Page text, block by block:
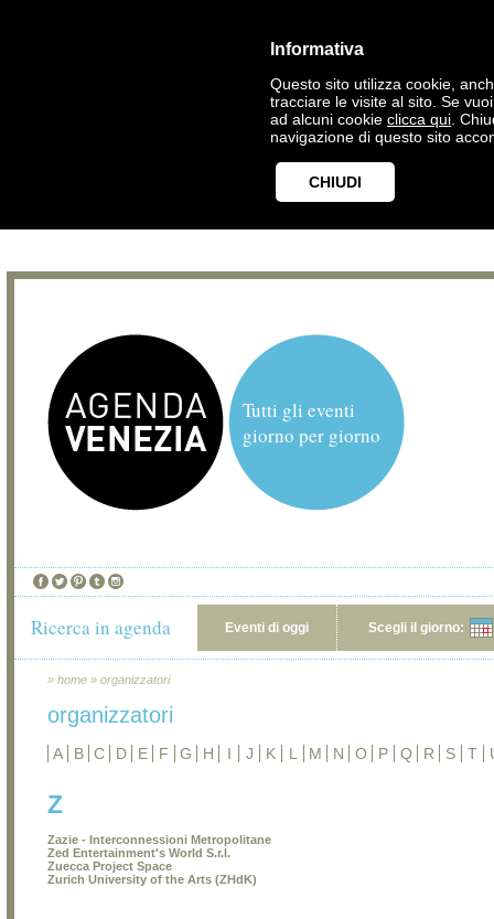
Informativa
Questo sito utilizza cookie,
tracciare le visite al sito. Se
ad alcuni cookie clicca qui .
navigazione di questo sito
CHIUDI
Tutti gli eventi
giorno per giorno
Ricerca in agenda Eventi di oggi Scegli il giorno:
» home » organizzatori
organizzatori
A B C D E F G H I J K L M N O P Q R S T
Z
Zazie - Interconnessioni Metropolitane
Zed Entertainment's World S.r.l.
Zuecca Project Space
Zurich University of the Arts (ZHdK)